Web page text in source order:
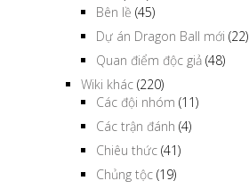
Bên lề (45)
Dự án Dragon Ball mới (22)
Quan điểm độc giả (48)
Wiki khác (220)
Các đội nhóm (11)
Các trận đánh (4)
Chiêu thức (41)
Chủng tộc (19)